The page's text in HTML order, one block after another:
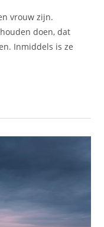
vrouw zijn.
doen, dat
Inmiddels is ze